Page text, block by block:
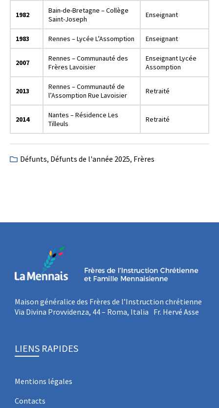
1982
Bain-de-Bretagne – Collège
Saint-Joseph
Enseignant
1983 Rennes – Lycée L’Assomption Enseignant
2007
Rennes – Communauté des
Frères Lavoisier
Enseignant Lycée
Assomption
2013
Rennes – Communauté de
l’Assomption Rue Lavoisier
Retraité
2014
Nantes – Résidence Les
Tilleuls
Retraité
Défunts, Défunts de l'année 2025, Frères
Maison généralice des Frères de l’Instruction chrétienne
Via Divina Provvidenza, 44 – Roma, Italia Fr. Hervé Asse
LIENS RAPIDES
Mentions légales
Contacts